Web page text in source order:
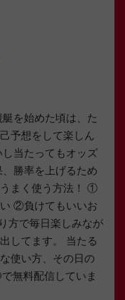
を始めた頃は、た
予想をして楽しん
当たってもオッズ
勝率を上げるため
まく使う方法！ ①
②負けてもいいお
方で毎日楽しみなが
してます。 当たる
使い方、その日の
無料配信していま